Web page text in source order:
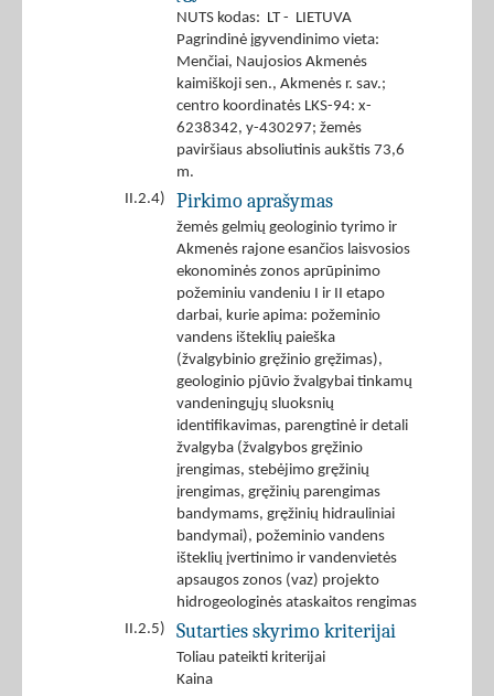
NUTS kodas: LT - LIETUVA
Pagrindinė įgyvendinimo vieta:
Menčiai, Naujosios Akmenės
kaimiškoji sen., Akmenės r. sav.;
centro koordinatės LKS-94: x-
6238342, y-430297; žemės
paviršiaus absoliutinis aukštis 73,6
m.
II.2.4)
Pirkimo aprašymas
žemės gelmių geologinio tyrimo ir
Akmenės rajone esančios laisvosios
ekonominės zonos aprūpinimo
požeminiu vandeniu I ir II etapo
darbai, kurie apima: požeminio
vandens išteklių paieška
(žvalgybinio gręžinio gręžimas),
geologinio pjūvio žvalgybai tinkamų
vandeningųjų sluoksnių
identifikavimas, parengtinė ir detali
žvalgyba (žvalgybos gręžinio
įrengimas, stebėjimo gręžinių
įrengimas, gręžinių parengimas
bandymams, gręžinių hidrauliniai
bandymai), požeminio vandens
išteklių įvertinimo ir vandenvietės
apsaugos zonos (vaz) projekto
hidrogeologinės ataskaitos rengimas
II.2.5)
Sutarties skyrimo kriterijai
Toliau pateikti kriterijai
Kaina